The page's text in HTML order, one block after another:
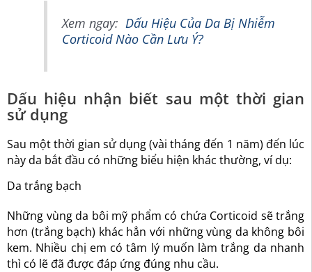
Xem ngay: Dấu Hiệu Của Da Bị Nhiễm
Corticoid Nào Cần Lưu Ý?
Dấu hiệu nhận biết sau một thời gian
sử dụng
Sau một thời gian sử dụng (vài tháng đến 1 năm) đến lúc
này da bắt đầu có những biểu hiện khác thường, ví dụ:
Da trắng bạch
Những vùng da bôi mỹ phẩm có chứa Corticoid sẽ trắng
hơn (trắng bạch) khác hẳn với những vùng da không bôi
kem. Nhiều chị em có tâm lý muốn làm trắng da nhanh
thì có lẽ đã được đáp ứng đúng nhu cầu.